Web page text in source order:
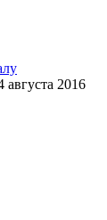
августа 2016